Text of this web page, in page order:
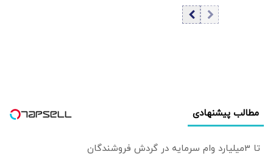
حکم تخلیه تا این
تاریخ ممنوع شد
مطالب پیشنهادی
تا 3میلیارد وام سرمایه در گردش فروشندگان